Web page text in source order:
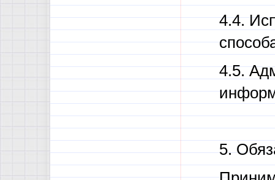
4.4.
4.5.
5.